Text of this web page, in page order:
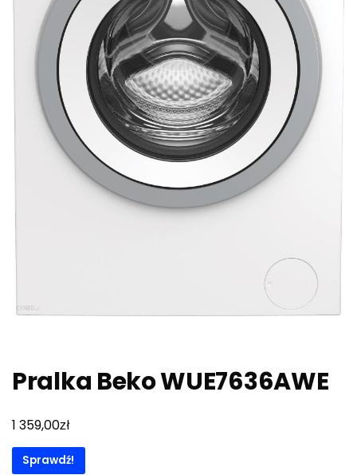
Pralka Beko WUE7636AWE
1 359,00zł
Sprawdź!